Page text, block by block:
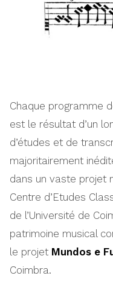
Chaque programme
est le résultat d’un
d’études et de
majoritairement
dans un vaste projet
Centre d’Etudes
de l’Université de
patrimoine musical
le projet Mundos e
Coimbra.